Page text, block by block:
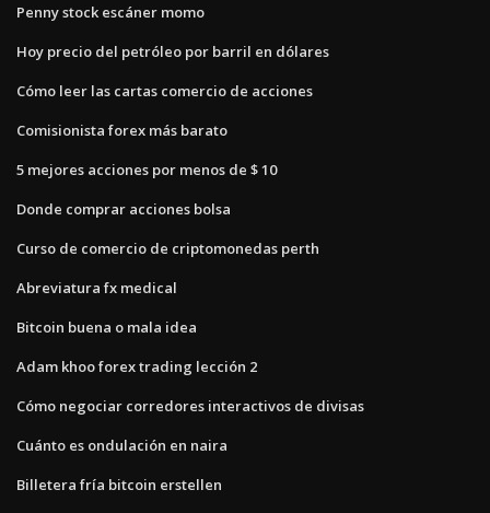
Penny stock escáner momo
Hoy precio del petróleo por barril en dólares
Cómo leer las cartas comercio de acciones
Comisionista forex más barato
5 mejores acciones por menos de $ 10
Donde comprar acciones bolsa
Curso de comercio de criptomonedas perth
Abreviatura fx medical
Bitcoin buena o mala idea
Adam khoo forex trading lección 2
Cómo negociar corredores interactivos de divisas
Cuánto es ondulación en naira
Billetera fría bitcoin erstellen